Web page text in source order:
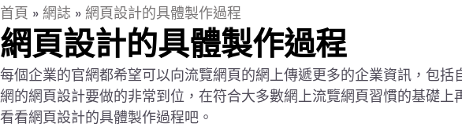
首頁 » 網誌 » 網頁設計的具體製作過程
網頁設計的具體製作過程
每個企業的官網都希望可以向流覽網頁的網上傳遞更多的企業資訊，包
網的網頁設計要做的非常到位，在符合大多數網上流覽網頁習慣的基礎
看看網頁設計的具體製作過程吧。